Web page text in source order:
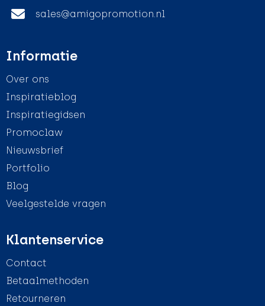
sales@amigopromotion.nl
Informatie
Over ons
Inspiratieblog
Inspiratiegidsen
Promoclaw
Nieuwsbrief
Portfolio
Blog
Veelgestelde vragen
Klantenservice
Contact
Betaalmethoden
Retourneren